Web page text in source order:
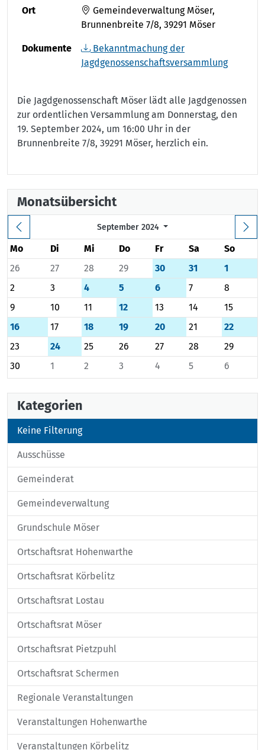
Ort
Gemeindeverwaltung Möser,
Brunnenbreite 7/8, 39291 Möser
Dokumente
Bekanntmachung der
Jagdgenossenschaftsversammlung
Die Jagdgenossenschaft Möser lädt alle Jagdgenossen
zur ordentlichen Versammlung am Donnerstag, den
19. September 2024, um 16:00 Uhr in der
Brunnenbreite 7/8, 39291 Möser, herzlich ein.
Monatsübersicht
September 2024
Mo Di Mi Do Fr Sa
So
26
27 28 29 30 31
1
2
3 4 5 6 7
8
9
10 11 12 13 14
15
16
17 18 19 20 21
22
23
24 25 26 27 28
29
30
1 2 3 4 5 6
Kategorien
Keine Filterung
Ausschüsse
Gemeinderat
Gemeindeverwaltung
Grundschule Möser
Ortschaftsrat Hohenwarthe
Ortschaftsrat Körbelitz
Ortschaftsrat Lostau
Ortschaftsrat Möser
Ortschaftsrat Pietzpuhl
Ortschaftsrat Schermen
Regionale Veranstaltungen
Veranstaltungen Hohenwarthe
Veranstaltungen Körbelitz